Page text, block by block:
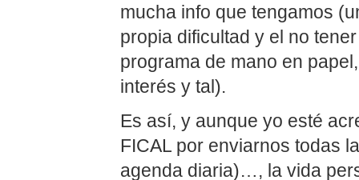
mucha info que tengamos
propia dificultad y el no
programa de mano en
interés y tal).
Es así, y aunque yo esté
FICAL por enviarnos todas
agenda diaria)…, la vida